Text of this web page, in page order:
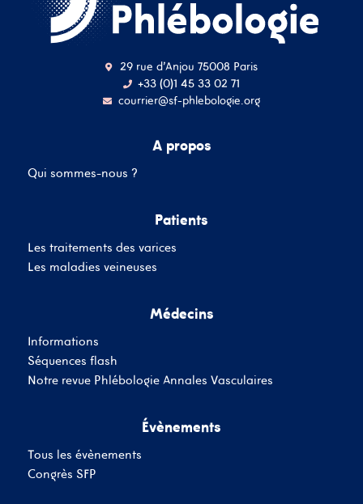
29 rue d'Anjou 75008 Paris
+33 (0)1 45 33 02 71
courrier@sf-phlebologie.org
A propos
Qui sommes-nous ?
Patients
Les traitements des varices
Les maladies veineuses
Médecins
Informations
Séquences flash
Notre revue Phlébologie Annales Vasculaires
Évènements
Tous les évènements
Congrès SFP
adresse mail
Se souvenir de moi
SE CONNECTER
Inscrivez-Vous